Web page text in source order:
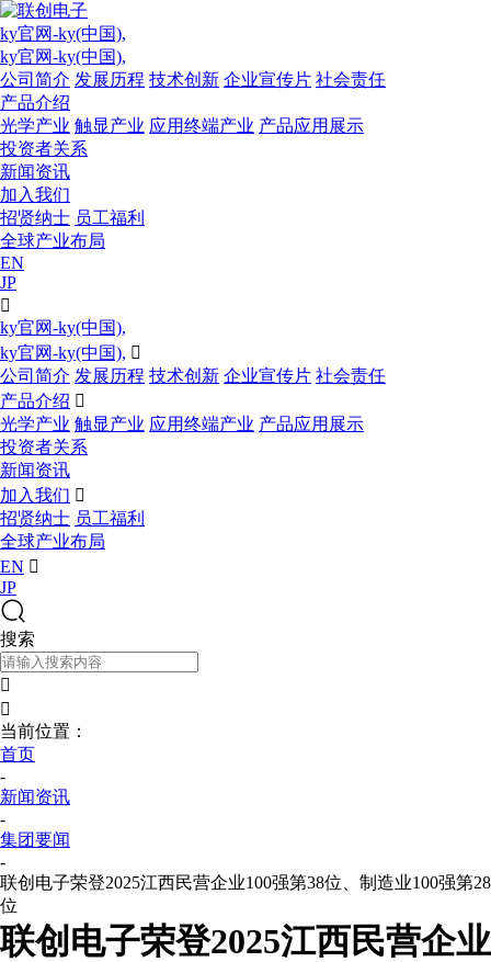
ky官网-ky(中国),
ky官网-ky(中国),
公司简介 发展历程 技术创新 企业宣传片 社会责任
产品介绍
光学产业 触显产业 应用终端产业 产品应用展示
投资者关系
新闻资讯
加入我们
招贤纳士 员工福利
全球产业布局
EN
JP

ky官网-ky(中国),
ky官网-ky(中国), 
公司简介 发展历程 技术创新 企业宣传片 社会责任
产品介绍 
光学产业 触显产业 应用终端产业 产品应用展示
投资者关系
新闻资讯
加入我们 
招贤纳士 员工福利
全球产业布局
EN 
JP
搜索


当前位置：
首页
-
新闻资讯
-
集团要闻
-
联创电子荣登2025江西民营企业100强第38位、制造业100强第28
位
联创电子荣登2025江西民营企业